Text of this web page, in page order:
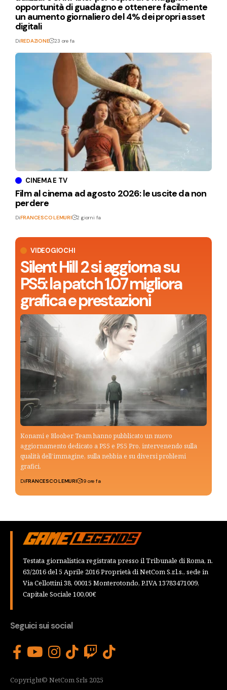
VIDEOGIOCHI
Silent Hill 2 si aggiorna su
PS5: la patch 1.07 migliora
grafica e prestazioni
Konami e Bloober Team hanno pubblicato un nuovo
aggiornamento dedicato a PS5 e PS5 Pro, intervenendo sulla
qualità dell’immagine, sulla nebbia e su diversi problemi
grafici.
DiFRANCESCO LEMURI 19 ore fa
opportunità di guadagno e ottenere facilmente
un aumento giornaliero del 4% dei propri asset
digitali
DiREDAZIONE 23 ore fa
CINEMA E TV
Film al cinema ad agosto 2026: le uscite da non
perdere
DiFRANCESCO LEMURI 2 giorni fa
Testata giornalistica registrata presso il Tribunale di Roma, n.
63/2016 del 5 Aprile 2016 Proprietà di NetCom S.r.l.s., sede in
Via Cellottini 38, 00015 Monterotondo, P.IVA 13783471009,
Capitale Sociale 100,00€
Seguici sui social
Copyright© NetCom Srls 2025